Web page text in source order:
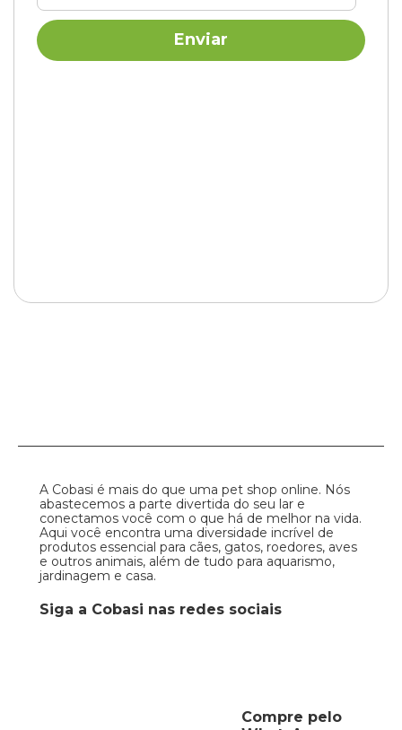
A Cobasi é mais do que uma pet shop online. Nós
abastecemos a parte divertida do seu lar e
conectamos você com o que há de melhor na vida.
Aqui você encontra uma diversidade incrível de
produtos essencial para cães, gatos, roedores, aves
e outros animais, além de tudo para aquarismo,
jardinagem e casa.
Siga a Cobasi nas redes sociais
Compre pelo